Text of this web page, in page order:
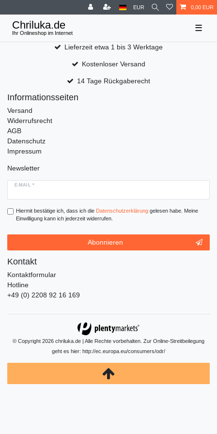
EUR 0,00 EUR
☰
Lieferzeit etwa 1 bis 3 Werktage
Kostenloser Versand
14 Tage Rückgaberecht
Informationsseiten
Versand
Widerrufsrecht
AGB
Datenschutz
Impressum
Newsletter
E-MAIL *
Hiermit bestätige ich, dass ich die Daten­schutz­erklärunggelesen habe. Meine
Einwilligung kann ich jederzeit widerrufen.
Abonnieren
Kontakt
Kontaktformular
Hotline
+49 (0) 2208 92 16 169
© Copyright 2026 chriluka.de | Alle Rechte vorbehalten. Zur Online-Streitbeilegung
geht es hier: http://ec.europa.eu/consumers/odr/